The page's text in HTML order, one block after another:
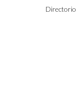
Directorio